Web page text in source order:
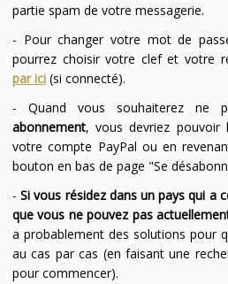
partie spam de votre messagerie.
- Pour changer votre mot de
pourrez choisir votre clef et votre
par ici(si connecté).
- Quand vous souhaiterez ne
abonnement, vous devriez pouvoir
votre compte PayPal ou en
bouton en bas de page "Se
-Si vous résidez dans un pays qui a
que vous ne pouvez pas
a probablement des solutions pour
au cas par cas (en faisant une
pour commencer).